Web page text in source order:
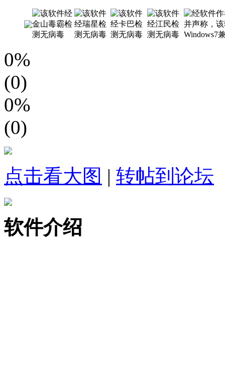
0%
(0)
0%
(0)
点击看大图 | 转帖到论坛
软件介绍